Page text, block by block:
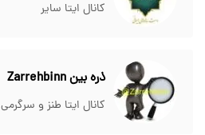
کانال ایتا سایر
ذره بین Zarrehbinn
کانال ایتا طنز و سرگرمی